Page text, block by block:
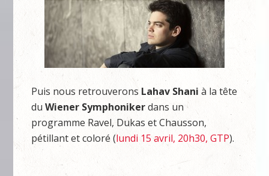
Puis nous retrouverons Lahav Shani à la tête
duWiener Symphonikerdans un
programme Ravel, Dukas et Chausson,
pétillant et coloré (lundi 15 avril, 20h30, GTP).